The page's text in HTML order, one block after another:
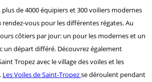
de 4000 équipiers et 300 voiliers modernes
vous pour les différentes régates. Au
côtiers par jour: un pour les modernes et un
un départ différé. Découvrez également
Tropez avec le village des voiles et les
Les Voiles de Saint-Tropezse déroulent pendant